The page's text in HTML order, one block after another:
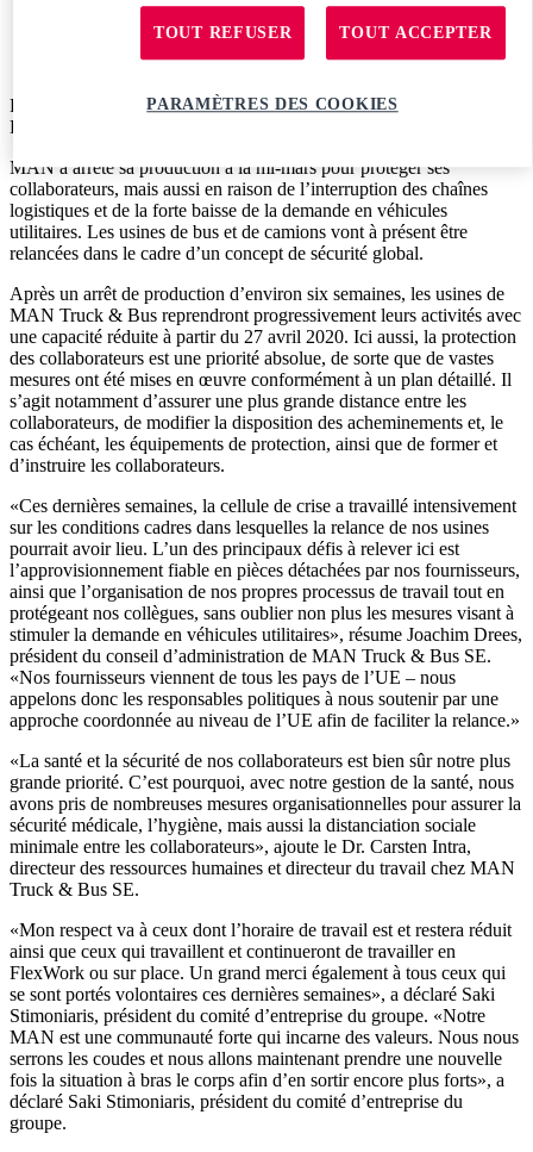
PANDÉMIE DE CORONAVIRUS: MAN PRÉVOIT DE
RELANCER SA PRODUCTION
MAN a arrêté sa production à la mi-mars pour protéger ses
collaborateurs, mais aussi en raison de l’interruption des chaînes
logistiques et de la forte baisse de la demande en véhicules
utilitaires. Les usines de bus et de camions vont à présent être
relancées dans le cadre d’un concept de sécurité global.
Après un arrêt de production d’environ six semaines, les usines de
MAN Truck & Bus reprendront progressivement leurs activités avec
une capacité réduite à partir du 27 avril 2020. Ici aussi, la protection
des collaborateurs est une priorité absolue, de sorte que de vastes
mesures ont été mises en œuvre conformément à un plan détaillé. Il
s’agit notamment d’assurer une plus grande distance entre les
collaborateurs, de modifier la disposition des acheminements et, le
cas échéant, les équipements de protection, ainsi que de former et
d’instruire les collaborateurs.
«Ces dernières semaines, la cellule de crise a travaillé intensivement
sur les conditions cadres dans lesquelles la relance de nos usines
pourrait avoir lieu. L’un des principaux défis à relever ici est
l’approvisionnement fiable en pièces détachées par nos fournisseurs,
ainsi que l’organisation de nos propres processus de travail tout en
protégeant nos collègues, sans oublier non plus les mesures visant à
stimuler la demande en véhicules utilitaires», résume Joachim Drees,
président du conseil d’administration de MAN Truck & Bus SE.
«Nos fournisseurs viennent de tous les pays de l’UE – nous
appelons donc les responsables politiques à nous soutenir par une
approche coordonnée au niveau de l’UE afin de faciliter la relance.»
«La santé et la sécurité de nos collaborateurs est bien sûr notre plus
grande priorité. C’est pourquoi, avec notre gestion de la santé, nous
avons pris de nombreuses mesures organisationnelles pour assurer la
sécurité médicale, l’hygiène, mais aussi la distanciation sociale
minimale entre les collaborateurs», ajoute le Dr. Carsten Intra,
directeur des ressources humaines et directeur du travail chez MAN
Truck & Bus SE.
«Mon respect va à ceux dont l’horaire de travail est et restera réduit
ainsi que ceux qui travaillent et continueront de travailler en
FlexWork ou sur place. Un grand merci également à tous ceux qui
se sont portés volontaires ces dernières semaines», a déclaré Saki
Stimoniaris, président du comité d’entreprise du groupe. «Notre
MAN est une communauté forte qui incarne des valeurs. Nous nous
serrons les coudes et nous allons maintenant prendre une nouvelle
fois la situation à bras le corps afin d’en sortir encore plus forts», a
déclaré Saki Stimoniaris, président du comité d’entreprise du
groupe.
TOUT REFUSER TOUT ACCEPTER
PARAMÈTRES DES COOKIES